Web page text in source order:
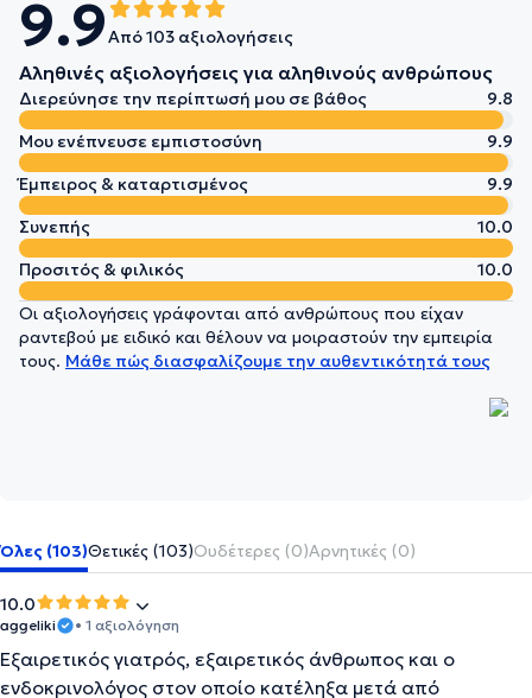
9.9Από 103 αξιολογήσεις
Αληθινές αξιολογήσεις για αληθινούς ανθρώπους
Διερεύνησε την περίπτωσή μου σε βάθος
9.8
Μου ενέπνευσε εμπιστοσύνη
9.9
Έμπειρος & καταρτισμένος
9.9
Συνεπής
10.0
Προσιτός & φιλικός
10.0
Οι αξιολογήσεις γράφονται από ανθρώπους που είχαν
ραντεβού με ειδικό και θέλουν να μοιραστούν την εμπειρία
τους. Μάθε πώς διασφαλίζουμε την αυθεντικότητά τους
Όλες (103)Θετικές (103)Ουδέτερες (0)Αρνητικές (0)
10.0
aggeliki • 1 αξιολόγηση
Εξαιρετικός γιατρός, εξαιρετικός άνθρωπος και ο
ενδοκρινολόγος στον οποίο κατέληξα μετά από